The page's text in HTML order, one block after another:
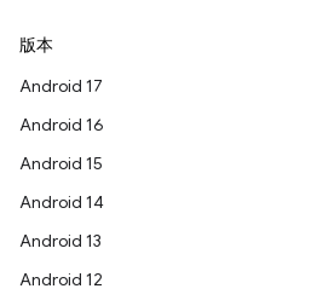
版本
Android 17
Android 16
Android 15
Android 14
Android 13
Android 12